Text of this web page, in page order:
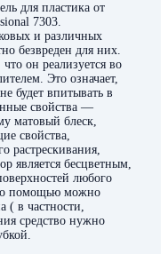
для пластика от
7303.
и различных
безвреден для них.
он реализуется во
Это означает,
будет впитывать в
свойства —
матовый блеск,
свойства,
растрескивания,
является бесцветным,
любого
помощью можно
( в частности,
средство нужно